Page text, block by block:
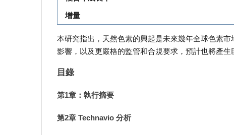
增量
本研究指出，天然色素的興起是未來幾年全球色素
影響，以及更嚴格的監管和合規要求，預計也將產生
目錄
第1章：執行摘要
第2章 Technavio 分析